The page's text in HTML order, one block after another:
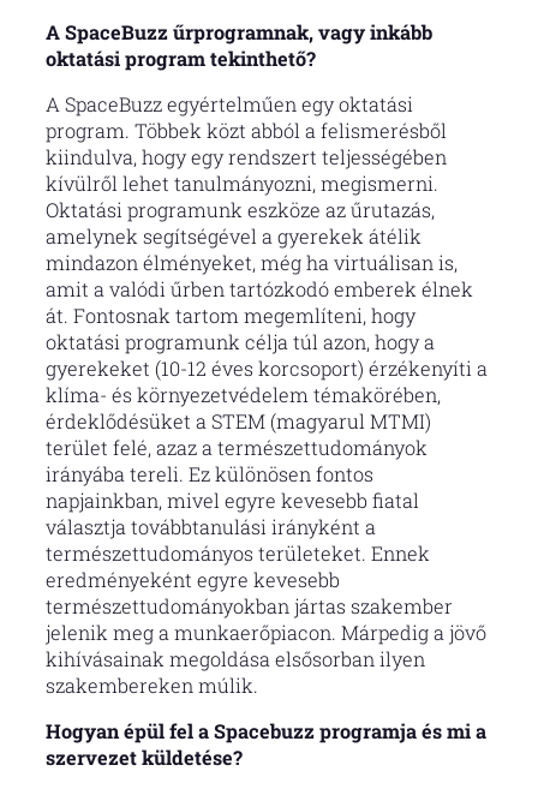
A SpaceBuzz űrprogramnak, vagy inkább
oktatási program tekinthető?
A SpaceBuzz egyértelműen egy oktatási
program. Többek közt abból a felismerésből
kiindulva, hogy egy rendszert teljességében
kívülről lehet tanulmányozni, megismerni.
Oktatási programunk eszköze az űrutazás,
amelynek segítségével a gyerekek átélik
mindazon élményeket, még ha virtuálisan is,
amit a valódi űrben tartózkodó emberek élnek
át. Fontosnak tartom megemlíteni, hogy
oktatási programunk célja túl azon, hogy a
gyerekeket (10-12 éves korcsoport) érzékenyíti a
klíma- és környezetvédelem témakörében,
érdeklődésüket a STEM (magyarul MTMI)
terület felé, azaz a természettudományok
irányába tereli. Ez különösen fontos
napjainkban, mivel egyre kevesebb fiatal
választja továbbtanulási irányként a
természettudományos területeket. Ennek
eredményeként egyre kevesebb
természettudományokban jártas szakember
jelenik meg a munkaerőpiacon. Márpedig a jövő
kihívásainak megoldása elsősorban ilyen
szakembereken múlik.
Hogyan épül fel a Spacebuzz programja és mi a
szervezet küldetése?